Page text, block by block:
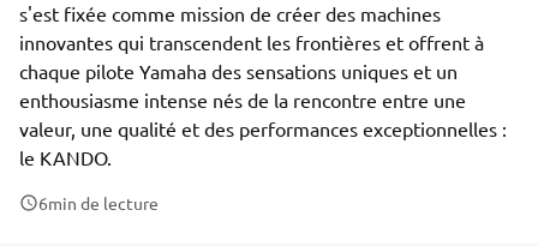
s'est fixée comme mission de créer des machines
innovantes qui transcendent les frontières et offrent à
chaque pilote Yamaha des sensations uniques et un
enthousiasme intense nés de la rencontre entre une
valeur, une qualité et des performances exceptionnelles :
le KANDO.
6min de lecture